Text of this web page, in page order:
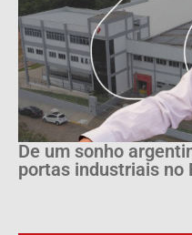
De um sonho
portas industriais no